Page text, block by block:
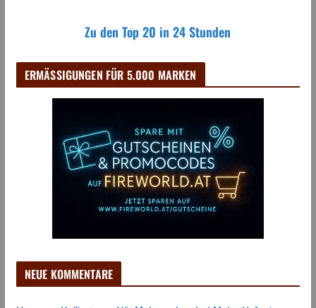
Zu den Top 20 in 24 Stunden
ERMÄSSIGUNGEN FÜR 5.000 MARKEN
NEUE KOMMENTARE